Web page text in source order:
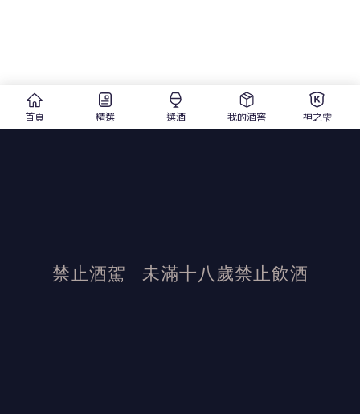
首頁 精選 選酒 我的酒窖 神之雫
禁止酒駕 未滿十八歲禁止飲酒